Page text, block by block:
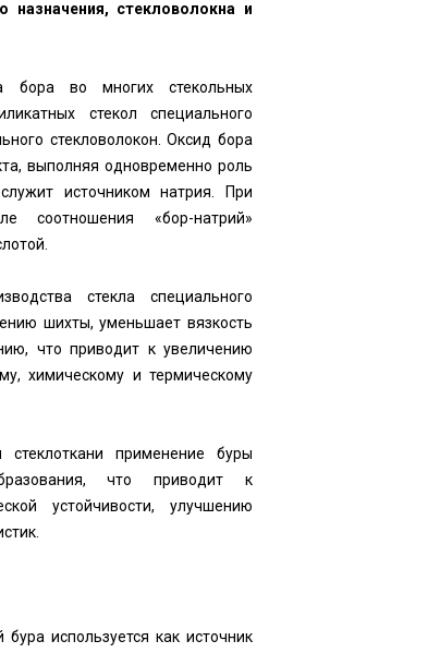
назначения, стекловолокна и
бора во многих стекольных
стекол специального
стекловолокон. Оксид бора
выполняя одновременно роль
источником натрия. При
соотношения «бор-натрий»
стекла специального
шихты, уменьшает вязкость
что приводит к увеличению
химическому и термическому
стеклоткани применение буры
что приводит к
устойчивости, улучшению
используется как источник